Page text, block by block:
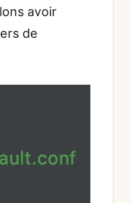
avoir
de